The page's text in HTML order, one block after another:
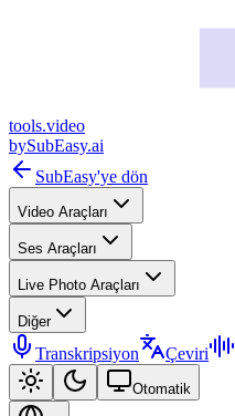
tools.video
bySubEasy.ai
SubEasy'ye dön
Video Araçları
Ses Araçları
Live Photo Araçları
Diğer
Transkripsiyon Çeviri
Otomatik